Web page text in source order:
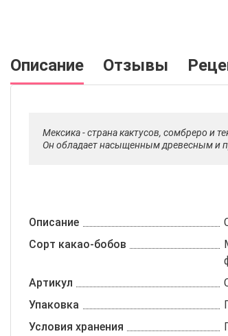
Описание Отзывы
Мексика - страна кактусов, сомбреро и
Он обладает насыщенным древесным и
Описание
Сорт какао-бобов
Артикул
Упаковка
Условия хранения